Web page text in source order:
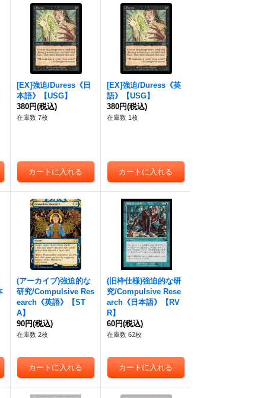
[EX]強迫/Duress《日
本語》【USG】
380円(税込)
在庫数 7枚
[EX]強迫/Duress《英
語》【USG】
380円(税込)
在庫数 1枚
(アーカイブ)強迫的な
研究/Compulsive Res
earch《英語》【ST
A】
90円(税込)
在庫数 2枚
(旧枠仕様)強迫的な研
究/Compulsive Rese
arch《日本語》【RV
R】
60円(税込)
在庫数 62枚